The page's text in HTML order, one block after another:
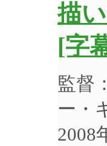
描
[字
監督
ー・
2008